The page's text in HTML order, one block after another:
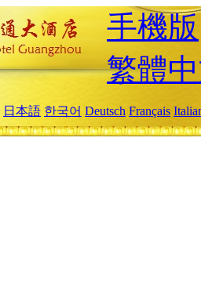
手機版
繁體
日本語 한국어 Deutsch Français